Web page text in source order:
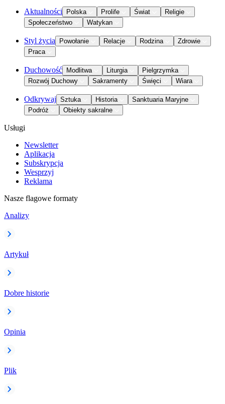
Aktualności Polska Prolife Świat
Religie
Społeczeństwo
Watykan
Styl życia Powołanie Relacje Rodzina
Zdrowie
Praca
Duchowość Modlitwa Liturgia
Pielgrzymka
Rozwój Duchowy
Sakramenty Święci Wiara
Odkrywaj Sztuka Historia
Sanktuaria Maryjne
Podróż
Obiekty sakralne
Usługi
Newsletter
Aplikacja
Subskrypcja
Wesprzyj
Reklama
Nasze flagowe formaty
Analizy
Artykuł
Dobre historie
Opinia
Plik